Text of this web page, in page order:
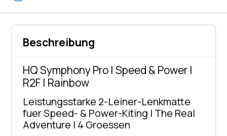
Beschreibung
HQ Symphony Pro | Speed & Power |
R2F | Rainbow
Leistungsstarke 2-Leiner-Lenkmatte
fuer Speed- & Power-Kiting | The Real
Adventure | 4 Groessen